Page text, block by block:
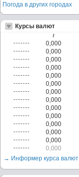
Погода в других городах
Курсы валют
/
0,000
0,000
0,000
0,000
0,000
0,000
0,000
0,000
0,000
0,000
0,000
0,000
0,000
0,000
→ Информер курса валют